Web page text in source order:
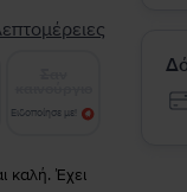
Ειδοποίησε με!
καλή. Έχει